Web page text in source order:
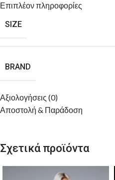
Επιπλέον πληροφορίες
SIZE
BRAND
Αξιολογήσεις (0)
Αποστολή & Παράδοση
Σχετικά προϊόντα